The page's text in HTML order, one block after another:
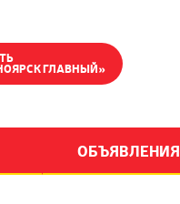
ГЛАВНЫЙ»
ОБЪЯВЛЕНИЯ